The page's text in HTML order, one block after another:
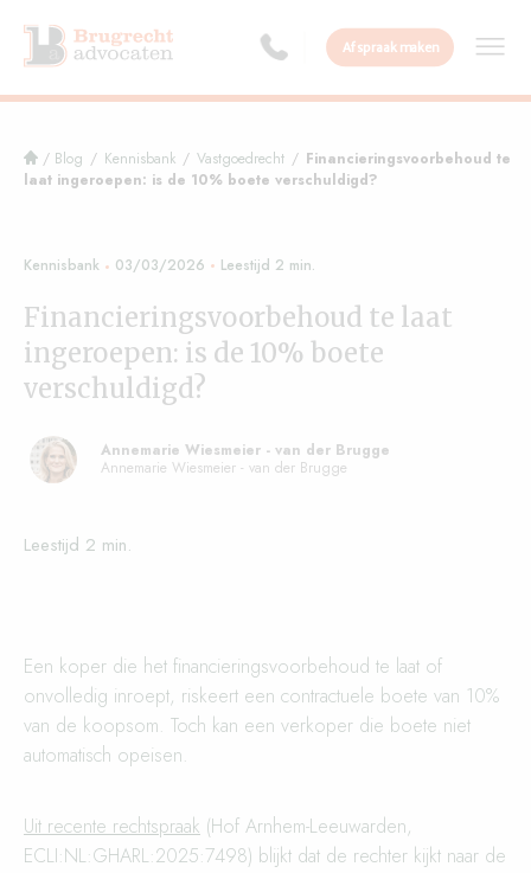
/ Blog / Kennisbank / Vastgoedrecht / Financieringsvoorbehoud te
laat ingeroepen: is de 10% boete verschuldigd?
Kennisbank 03/03/2026
Financieringsvoorbehoud te laat
ingeroepen: is de 10% boete
verschuldigd?
Annemarie Wiesmeier - van der Brugge
Annemarie Wiesmeier - van der Brugge
Een koper die het financieringsvoorbehoud te laat of
onvolledig inroept, riskeert een contractuele boete van 10%
van de koopsom. Toch kan een verkoper die boete niet
automatisch opeisen.
Uit recente rechtspraak (Hof Arnhem-Leeuwarden,
ECLI:NL:GHARL:2025:7498) blijkt dat de rechter kijkt naar de
Afspraak maken